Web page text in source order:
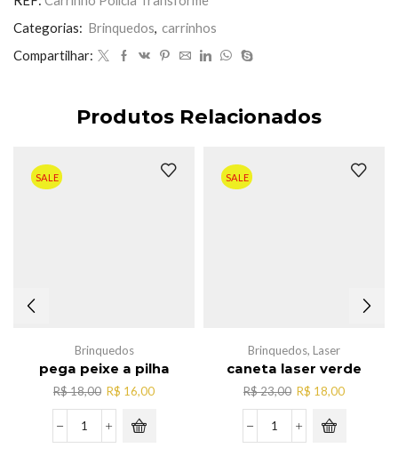
Categorias: Brinquedos, carrinhos
Compartilhar:
Produtos Relacionados
SALE
Brinquedos
pega peixe a pilha
R$18,00 O
preço
original
era:
R$ 16,00O
pega
SALE
Brinquedos, Laser
caneta laser verde
R$23,00 O
preço
original
era:
R$ 18,00O
caneta